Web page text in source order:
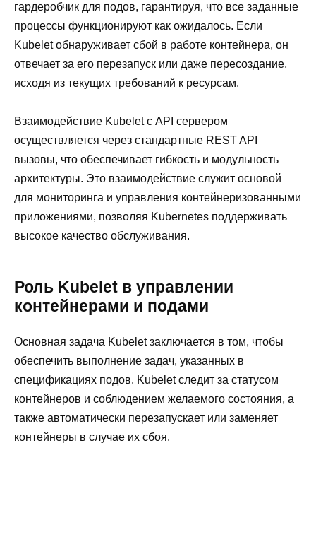
гардеробчик для подов, гарантируя, что все заданные
процессы функционируют как ожидалось. Если
Kubelet обнаруживает сбой в работе контейнера, он
отвечает за его перезапуск или даже пересоздание,
исходя из текущих требований к ресурсам.
Взаимодействие Kubelet с API сервером
осуществляется через стандартные REST API
вызовы, что обеспечивает гибкость и модульность
архитектуры. Это взаимодействие служит основой
для мониторинга и управления контейнеризованными
приложениями, позволяя Kubernetes поддерживать
высокое качество обслуживания.
Роль Kubelet в управлении
контейнерами и подами
Основная задача Kubelet заключается в том, чтобы
обеспечить выполнение задач, указанных в
спецификациях подов. Kubelet следит за статусом
контейнеров и соблюдением желаемого состояния, а
также автоматически перезапускает или заменяет
контейнеры в случае их сбоя.